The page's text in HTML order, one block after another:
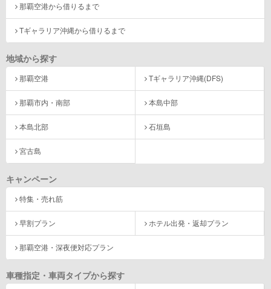
那覇空港から借りるまで
Tギャラリア沖縄から借りるまで
地域から探す
那覇空港 Tギャラリア沖縄(DFS)
那覇市内・南部 本島中部
本島北部 石垣島
宮古島
キャンペーン
特集・売れ筋
早割プラン ホテル出発・返却プラン
那覇空港・深夜便対応プラン
車種指定・車両タイプから探す